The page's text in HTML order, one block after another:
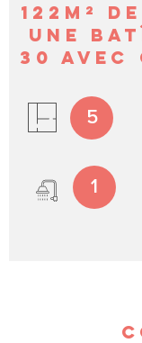
122M²
UNE
30 AVEC
5
1